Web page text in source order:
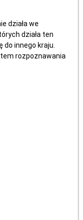
działa we
działa ten
innego kraju.
rozpoznawania